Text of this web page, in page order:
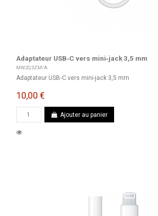
Adaptateur USB‑C vers mini‑jack 3,5 mm
MW2Q3ZM/A
Adaptateur USB‑C vers mini-jack 3,5 mm
10,00 €
Ajouter au panier